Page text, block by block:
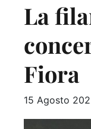
La
Fiora
15 Agosto